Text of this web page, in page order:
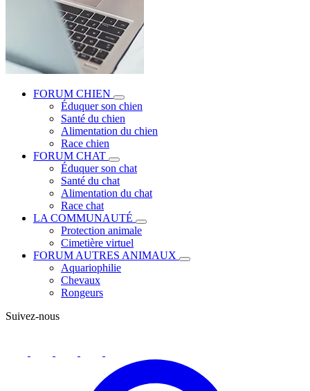
FORUM CHIEN
Éduquer son chien
Santé du chien
Alimentation du chien
Race chien
FORUM CHAT
Éduquer son chat
Santé du chat
Alimentation du chat
Race chat
LA COMMUNAUTÉ
Protection animale
Cimetière virtuel
FORUM AUTRES ANIMAUX
Aquariophilie
Chevaux
Rongeurs
Suivez-nous